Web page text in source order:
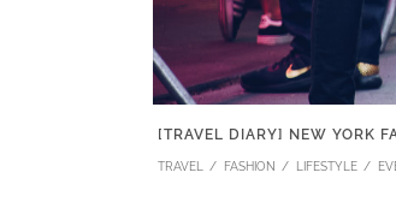
[TRAVEL DIARY] NEW YORK
TRAVEL FASHION LIFESTYLE